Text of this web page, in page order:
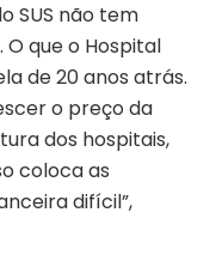
SUS não tem
O que o Hospital
de 20 anos atrás.
o preço da
dos hospitais,
coloca as
difícil”,